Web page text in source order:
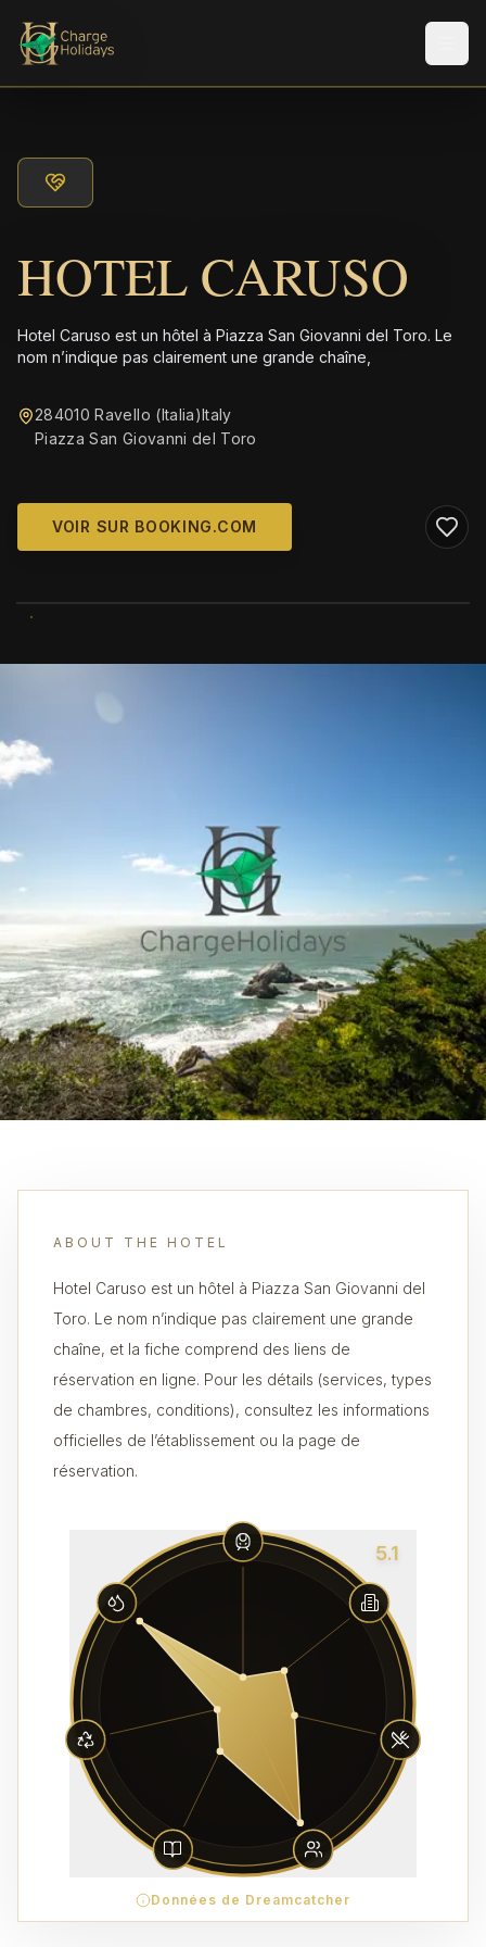
HOTEL CARUSO
Hotel Caruso est un hôtel à Piazza San Giovanni del Toro. Le
nom n’indique pas clairement une grande chaîne,
284010 Ravello (Italia)Italy
Piazza San Giovanni del Toro
VOIR SUR BOOKING.COM
ABOUT THE HOTEL
Hotel Caruso est un hôtel à Piazza San Giovanni del
Toro. Le nom n’indique pas clairement une grande
chaîne, et la fiche comprend des liens de
réservation en ligne. Pour les détails (services, types
de chambres, conditions), consultez les informations
officielles de l’établissement ou la page de
réservation.
5.1
Données de Dreamcatcher